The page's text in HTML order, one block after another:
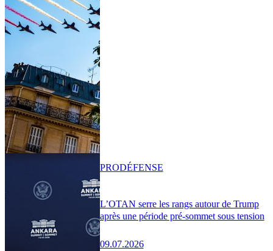
L’OTAN serre les rangs autour de Trump
après une période pré-sommet sous tension
09.07.2026
PRODÉFENSE